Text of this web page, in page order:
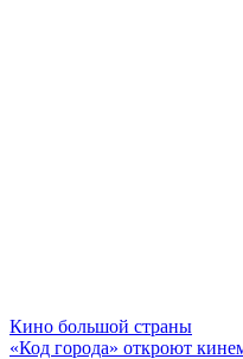
Кино большой страны
«Код города» откроют